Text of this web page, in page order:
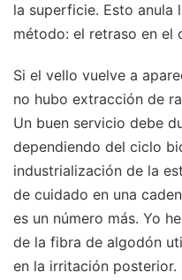
la superficie. Esto anula
método: el retraso en el
Si el vello vuelve a
no hubo extracción de
Un buen servicio debe
dependiendo del ciclo
industrialización de la
de cuidado en una
es un número más. Yo
de la fibra de algodón
en la irritación